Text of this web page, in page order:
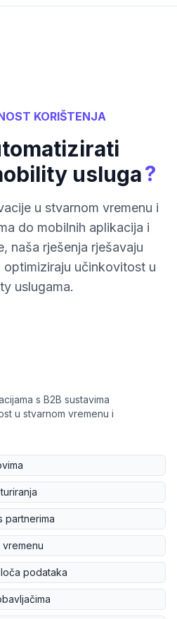
KORIŠTENJA
usluga?
u stvarnom vremenu i
do mobilnih aplikacija i
naša rješenja rješavaju
učinkovitost u
uslugama.
s B2B sustavima
u stvarnom vremenu i
partnerima
podataka